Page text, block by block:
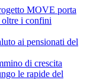
MOVE porta
i confini
ai pensionati del
di crescita
le rapide del